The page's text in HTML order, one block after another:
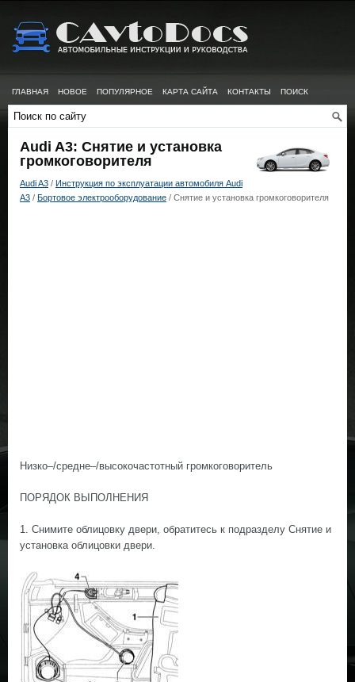
ГЛАВНАЯ НОВОЕ ПОПУЛЯРНОЕ КАРТА САЙТА КОНТАКТЫ ПОИСК
Audi A3: Снятие и установка
громкоговорителя
Audi A3 / Инструкция по эксплуатации автомобиля Audi
A3 / Бортовое электрооборудование / Снятие и установка громкоговорителя
Низко–/средне–/высокочастотный громкоговоритель
ПОРЯДОК ВЫПОЛНЕНИЯ
1. Снимите облицовку двери, обратитесь к подразделу Снятие и
установка облицовки двери.